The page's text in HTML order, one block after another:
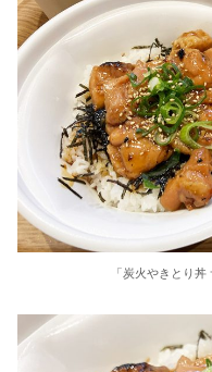
「炭火やきとり